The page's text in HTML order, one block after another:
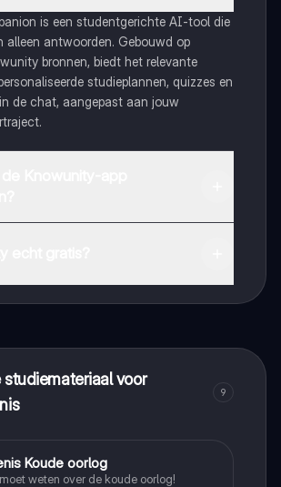
is een studentgerichte AI-tool die
alleen antwoorden. Gebouwd op
bronnen, biedt het relevante
studieplannen, quizzes en
de chat, aangepast aan jouw
studiemateriaal voor
9
Koude oorlog
weten over de koude oorlog!